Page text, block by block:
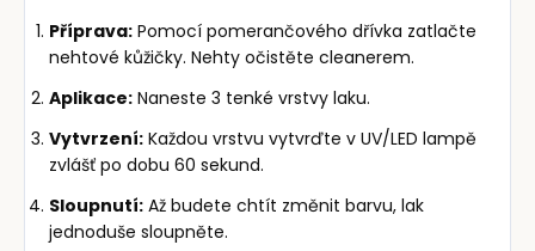
Příprava: Pomocí pomerančového dřívka zatlačte
nehtové kůžičky. Nehty očistěte cleanerem.
Aplikace: Naneste 3 tenké vrstvy laku.
Vytvrzení: Každou vrstvu vytvrďte v UV/LED lampě
zvlášť po dobu 60 sekund.
Sloupnutí: Až budete chtít změnit barvu, lak
jednoduše sloupněte.